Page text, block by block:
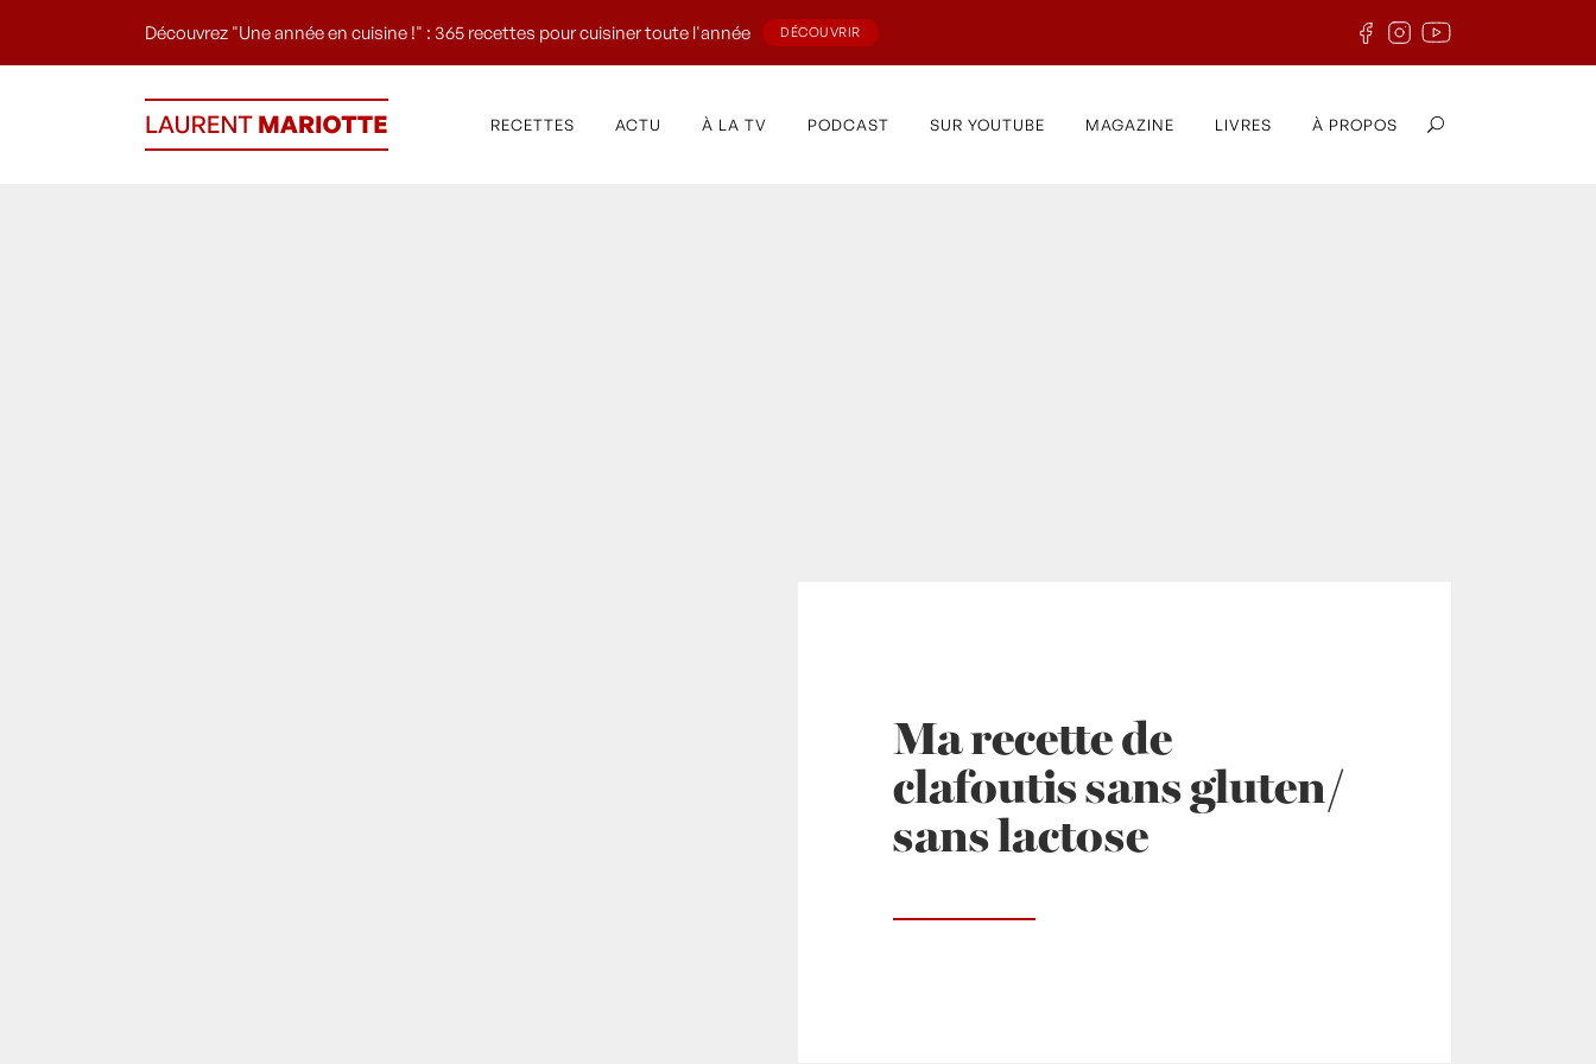
Découvrez "Une année en cuisine !" : 365 recettes pour cuisiner toute l'année DÉCOUVRIR
RECETTES ACTU À LA TV PODCAST SUR YOUTUBE MAGAZINE LIVRES À PROPOS
Ma recette de
clafoutis sans gluten/
sans lactose